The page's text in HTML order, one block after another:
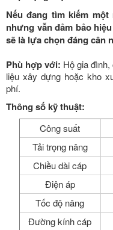
Nếu đang tìm kiếm
nhưng vẫn đảm bảo
sẽ là lựa chọn đáng cân
Phù hợp với: Hộ gia
liệu xây dựng hoặc kho
phí.
Thông số kỹ thuật:
Công suất
Tải trọng nâng
Chiều dài cáp
Điện áp
Tốc độ nâng
Đường kính cáp